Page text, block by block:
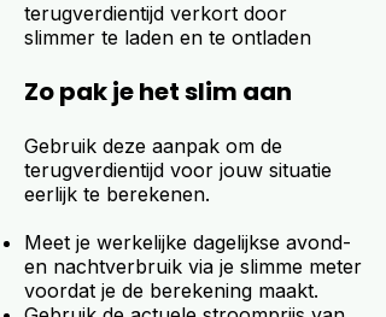
terugverdientijd verkort door
slimmer te laden en te ontladen
Zo pak je het slim aan
Gebruik deze aanpak om de
terugverdientijd voor jouw situatie
eerlijk te berekenen.
Meet je werkelijke dagelijkse avond-
en nachtverbruik via je slimme meter
voordat je de berekening maakt.